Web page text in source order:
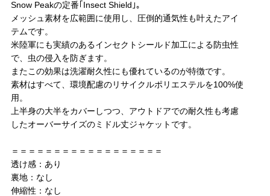
Snow Peakの定番｢Insect Shield｣。
メッシュ素材を広範囲に使用し、圧倒的通気性も叶えたアイ
テムです。
米陸軍にも実績のあるインセクトシールド加工による防虫性
で、虫の侵入を防ぎます。
またこの効果は洗濯耐久性にも優れているのが特徴です。
素材はすべて、環境配慮のリサイクルポリエステルを100%使
用。
上半身の大半をカバーしつつ、アウトドアでの耐久性も考慮
したオーバーサイズのミドル丈ジャケットです。
＝＝＝＝＝＝＝＝＝＝＝＝＝＝＝＝＝＝
透け感：あり
裏地：なし
伸縮性：なし